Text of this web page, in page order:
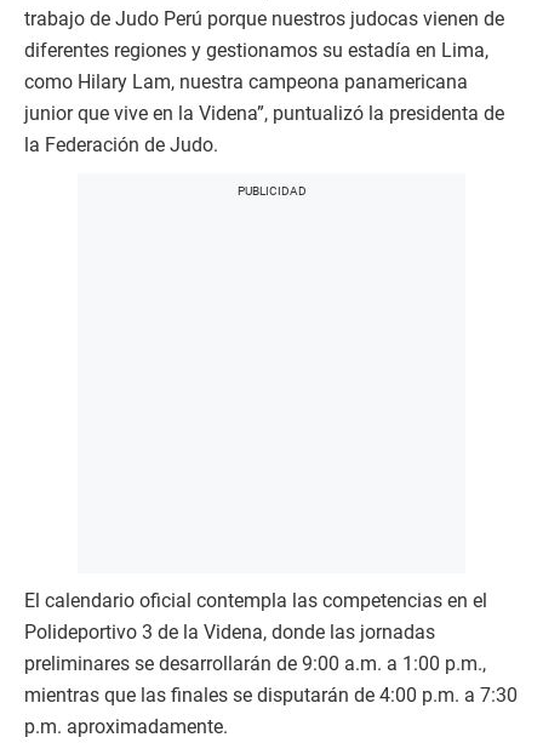
trabajo de Judo Perú porque nuestros judocas vienen de
diferentes regiones y gestionamos su estadía en Lima,
como Hilary Lam, nuestra campeona panamericana
junior que vive en la Videna”, puntualizó la presidenta de
la Federación de Judo.
El calendario oficial contempla las competencias en el
Polideportivo 3 de la Videna, donde las jornadas
preliminares se desarrollarán de 9:00 a.m. a 1:00 p.m.,
mientras que las finales se disputarán de 4:00 p.m. a 7:30
p.m. aproximadamente.